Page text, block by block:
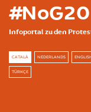
Skip to main content
Infoportal zu den
CATALÀ NEDERLANDS
TÜRKÇE